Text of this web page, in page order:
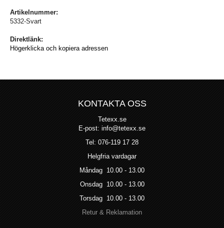
Artikelnummer:
5332-Svart
Direktlänk:
Högerklicka och kopiera adressen
KONTAKTA OSS
Tetexx.se
E-post: info@tetexx.se
Tel: 076-119 17 28
Helgfria vardagar
Måndag 10.00 - 13.00
Onsdag 10.00 - 13.00
Torsdag 10.00 - 13.00
Retur & Reklamation